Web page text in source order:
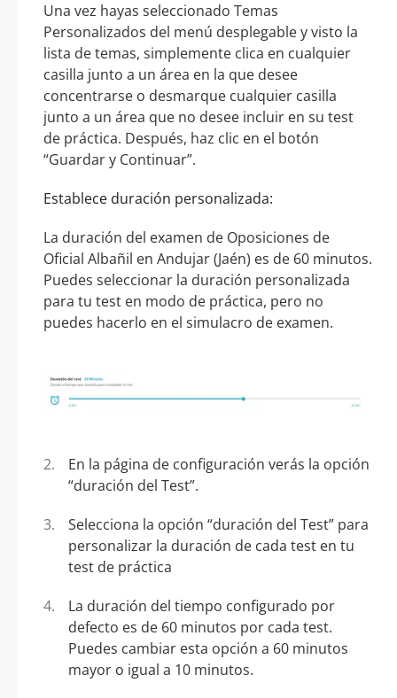
Una vez hayas seleccionado Temas
Personalizados del menú desplegable y visto la
lista de temas, simplemente clica en cualquier
casilla junto a un área en la que desee
concentrarse o desmarque cualquier casilla
junto a un área que no desee incluir en su test
de práctica. Después, haz clic en el botón
“Guardar y Continuar”.
Establece duración personalizada:
La duración del examen de Oposiciones de
Oficial Albañil en Andujar (Jaén) es de 60 minutos.
Puedes seleccionar la duración personalizada
para tu test en modo de práctica, pero no
puedes hacerlo en el simulacro de examen.
En la página de configuración verás la opción
“duración del Test”.
Selecciona la opción “duración del Test” para
personalizar la duración de cada test en tu
test de práctica
La duración del tiempo configurado por
defecto es de 60 minutos por cada test.
Puedes cambiar esta opción a 60 minutos
mayor o igual a 10 minutos.